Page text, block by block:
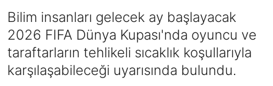
Bilim insanları gelecek ay başlayacak
2026 FIFA Dünya Kupası'nda oyuncu ve
taraftarların tehlikeli sıcaklık koşullarıyla
karşılaşabileceği uyarısında bulundu.